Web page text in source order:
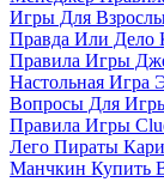
Игры Для
Правда Или Дело
Правила Игры
Настольная Игра
Вопросы Для
Правила Игры
Лего Пираты
Манчкин Купить